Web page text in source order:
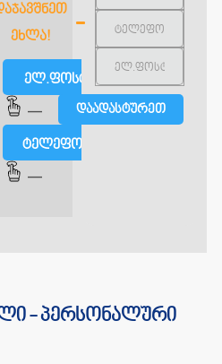
ᲔᲮᲚᲐ!
ელ.ფოსტით
—
ტელეფონით
—
- პერსონალური